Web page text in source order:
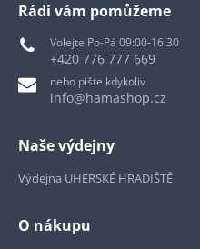
Rádi vám pomůžeme
Volejte Po-Pá 09:00-16:30
+420 776 777 669
nebo pište kdykoliv
info@hamashop.cz
Naše výdejny
Výdejna UHERSKÉ HRADIŠTĚ
O nákupu